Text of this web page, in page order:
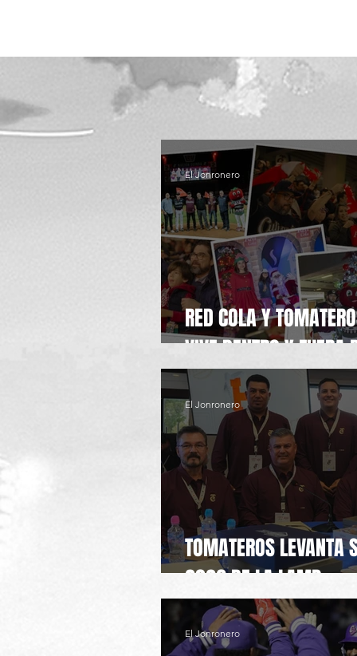
RED COLA Y
VIVE DENTRO Y FUERA
El Jonronero
TOMATEROS LEVANTA
2026 DE LA LAMP
El Jonronero
El Jonronero